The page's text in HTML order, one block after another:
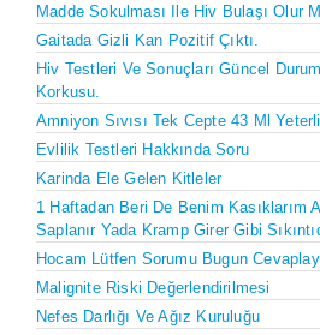
Madde Sokulması Ile Hiv Bulaşı Olur
Gaitada Gizli Kan Pozitif Çıktı.
Hiv Testleri Ve Sonuçları Güncel
Korkusu.
Amniyon Sıvısı Tek Cepte 43 Ml
Evlilik Testleri Hakkında Soru
Karinda Ele Gelen Kitleler
1 Haftadan Beri De Benim Kasıklarım
Saplanır Yada Kramp Girer Gibi
Hocam Lütfen Sorumu Bugun
Malignite Riski Değerlendirilmesi
Nefes Darlığı Ve Ağız Kuruluğu